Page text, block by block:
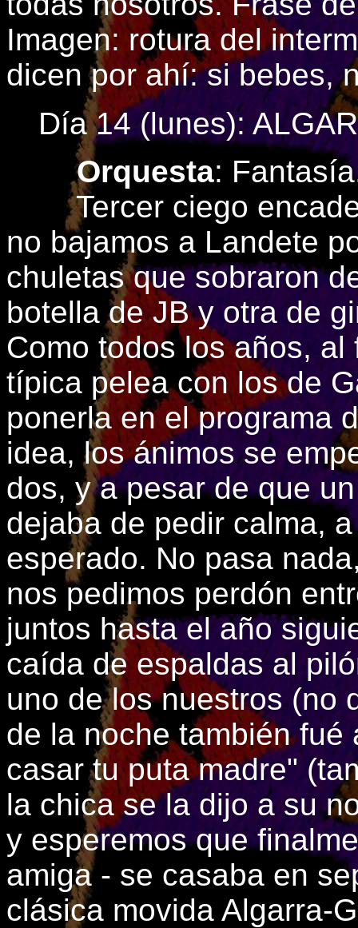
Imagen: rotura del
dicen por ahí: si bebes,
Día 14 (lunes):
Orquesta:
Tercer ciego
no bajamos a Landete
chuletas que sobraron
botella de JB y otra de
Como todos los años,
típica pelea con los de
ponerla en el programa
idea, los ánimos se
dos, y a pesar de que
dejaba de pedir calma,
esperado. No pasa
nos pedimos perdón
juntos hasta el año
caída de espaldas al
uno de los nuestros (no
de la noche también
casar tu puta madre"
la chica se la dijo a su
y esperemos que
amiga - se casaba en
clásica movida Algarra-